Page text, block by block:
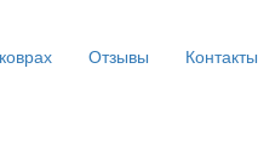
Отзывы Контакты